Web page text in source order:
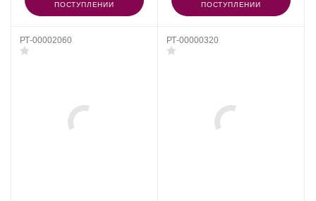
ПОСТУПЛЕНИИ
ПОСТУПЛЕНИИ
РТ-00002060 РТ-00000320